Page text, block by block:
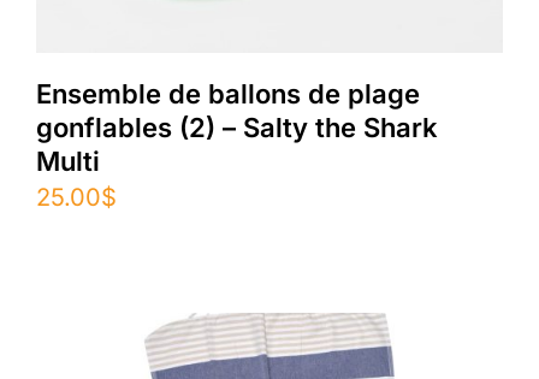
Ensemble de ballons de plage
gonflables (2) – Salty the Shark
Multi
25.00$